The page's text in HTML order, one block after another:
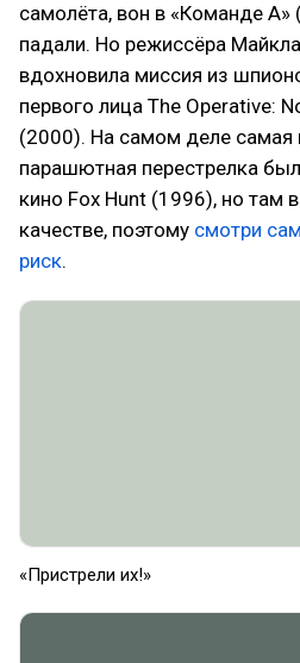
самолёта, вон в «Команде
падали. Но режиссёра
вдохновила миссия из
первого лица The Operative:
(2000). На самом деле самая
парашютная перестрелка
кино Fox Hunt (1996), но там
качестве, поэтому смотри
риск.
«Пристрели их!»